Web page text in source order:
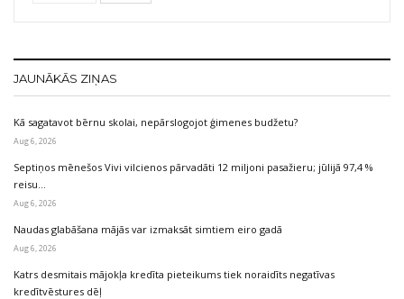
JAUNĀKĀS ZIŅAS
Kā sagatavot bērnu skolai, nepārslogojot ģimenes budžetu?
Aug 6, 2026
Septiņos mēnešos Vivi vilcienos pārvadāti 12 miljoni pasažieru; jūlijā 97,4 %
reisu…
Aug 6, 2026
Naudas glabāšana mājās var izmaksāt simtiem eiro gadā
Aug 6, 2026
Katrs desmitais mājokļa kredīta pieteikums tiek noraidīts negatīvas
kredītvēstures dēļ